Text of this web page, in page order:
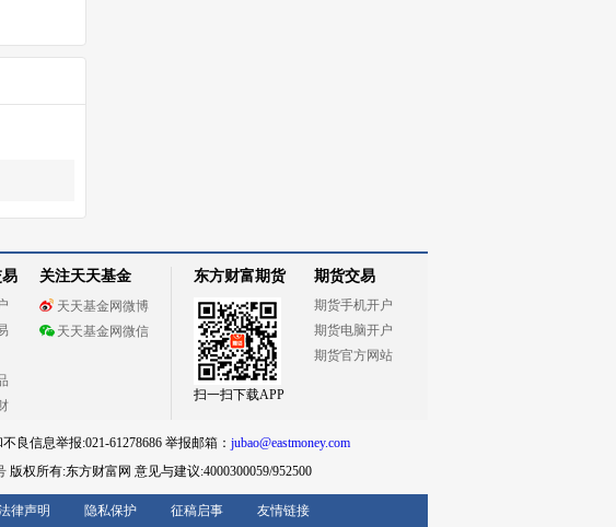
关注天天基金
天天基金网微博
天天基金网微信
东方财富期货
扫一扫下载APP
期货交易
期货手机开户
期货电脑开户
期货官方网站
良信息举报:021-61278686 举报邮箱： jubao@eastmoney.com
版权所有:东方财富网 意见与建议:4000300059/952500
律声明 隐私保护 征稿启事 友情链接